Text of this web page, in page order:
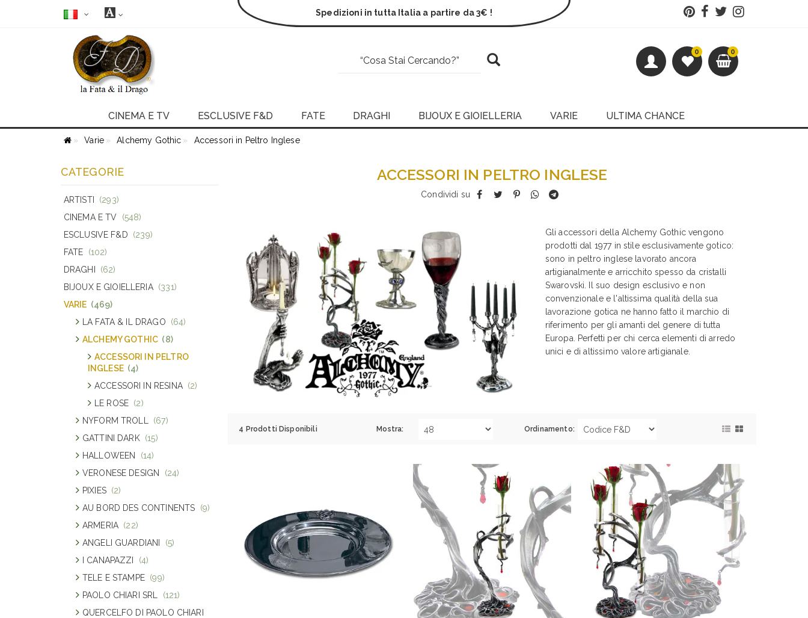
0
0
CINEMA E TV ESCLUSIVE F&D FATE DRAGHI BIJOUX E GIOIELLERIA VARIE ULTIMA CHANCE
Spedizioni in tutta Italia a partire da 3€ !
Varie Alchemy Gothic Accessori in Peltro Inglese
CATEGORIE
ARTISTI (293)
CINEMA E TV (548)
ESCLUSIVE F&D (239)
FATE (102)
DRAGHI (62)
BIJOUX E GIOIELLERIA (331)
VARIE (469)
LA FATA & IL DRAGO (64)
ALCHEMY GOTHIC (8)
ACCESSORI IN PELTRO
INGLESE (4)
ACCESSORI IN RESINA (2)
LE ROSE (2)
NYFORM TROLL (67)
GATTINI DARK (15)
HALLOWEEN (14)
VERONESE DESIGN (24)
PIXIES (2)
AU BORD DES CONTINENTS (9)
ARMERIA (22)
ANGELI GUARDIANI (5)
I CANAPAZZI (4)
TELE E STAMPE (99)
PAOLO CHIARI SRL (121)
QUERCELFO DI PAOLO CHIARI
ACCESSORI IN PELTRO INGLESE
Condividi su
Gli accessori della Alchemy Gothic vengono
prodotti dal 1977 in stile esclusivamente gotico:
sono in peltro inglese lavorato ancora
artigianalmente e arricchito spesso da cristalli
Swarovski. Il suo design esclusivo e non
convenzionale e l'altissima qualità della sua
lavorazione gotica ne hanno fatto il marchio di
riferimento per gli amanti del genere di tutta
Europa. Perfetti per chi cerca elementi di arredo
unici e di altissimo valore artigianale.
4 Prodotti Disponibili Mostra: Ordinamento: